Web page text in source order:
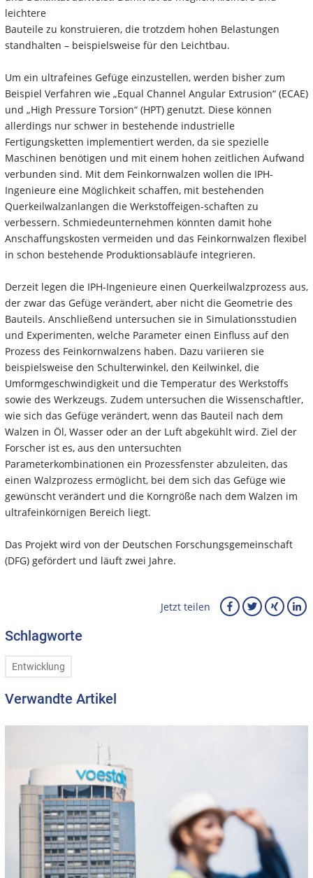
leichtere
Bauteile zu konstruieren, die trotzdem hohen Belastungen
standhalten – beispielsweise für den Leichtbau.
Um ein ultrafeines Gefüge einzustellen, werden bisher zum
Beispiel Verfahren wie „Equal Channel Angular Extrusion“ (ECAE)
und „High Pressure Torsion“ (HPT) genutzt. Diese können
allerdings nur schwer in bestehende industrielle
Fertigungsketten implementiert werden, da sie spezielle
Maschinen benötigen und mit einem hohen zeitlichen Aufwand
verbunden sind. Mit dem Feinkornwalzen wollen die IPH-
Ingenieure eine Möglichkeit schaffen, mit bestehenden
Querkeilwalzanlangen die Werkstoffeigen-schaften zu
verbessern. Schmiedeunternehmen könnten damit hohe
Anschaffungskosten vermeiden und das Feinkornwalzen flexibel
in schon bestehende Produktionsabläufe integrieren.
Derzeit legen die IPH-Ingenieure einen Querkeilwalzprozess aus,
der zwar das Gefüge verändert, aber nicht die Geometrie des
Bauteils. Anschließend untersuchen sie in Simulationsstudien
und Experimenten, welche Parameter einen Einfluss auf den
Prozess des Feinkornwalzens haben. Dazu variieren sie
beispielsweise den Schulterwinkel, den Keilwinkel, die
Umformgeschwindigkeit und die Temperatur des Werkstoffs
sowie des Werkzeugs. Zudem untersuchen die Wissenschaftler,
wie sich das Gefüge verändert, wenn das Bauteil nach dem
Walzen in Öl, Wasser oder an der Luft abgekühlt wird. Ziel der
Forscher ist es, aus den untersuchten
Parameterkombinationen ein Prozessfenster abzuleiten, das
einen Walzprozess ermöglicht, bei dem sich das Gefüge wie
gewünscht verändert und die Korngröße nach dem Walzen im
ultrafeinkörnigen Bereich liegt.
Das Projekt wird von der Deutschen Forschungsgemeinschaft
(DFG) gefördert und läuft zwei Jahre.
Jetzt teilen
Schlagworte
Entwicklung
Verwandte Artikel